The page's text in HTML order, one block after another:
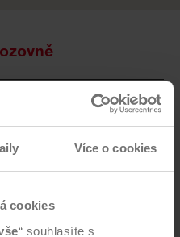
Více o cookies
cookies
“ souhlasíte s
s.r.o. realizovala projekt